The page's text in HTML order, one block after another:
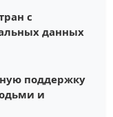
с
данных
поддержку
и